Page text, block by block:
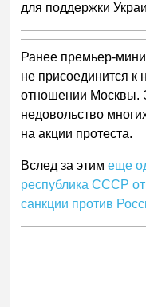
для поддержки
Ранее премьер-
не присоединится
отношении Москвы.
недовольство
на акции протеста.
Вслед за этимеще
республика СССР
санкции против